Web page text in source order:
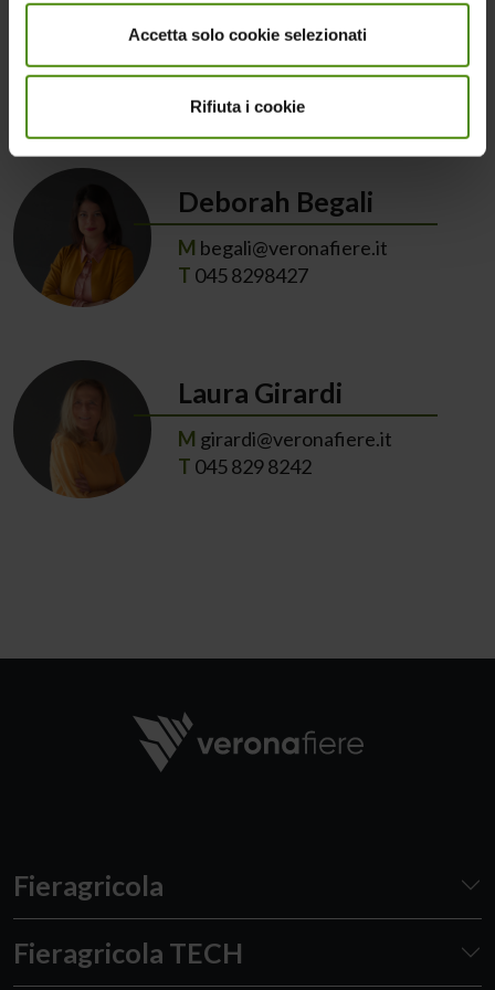
Accetta solo cookie selezionati
Rifiuta i cookie
Giorgia Dusi
T045 829 8210
Deborah Begali
M begali@veronafiere.it
T 045 8298427
Laura Girardi
M girardi@veronafiere.it
T 045 829 8242
Fieragricola
Fieragricola TECH